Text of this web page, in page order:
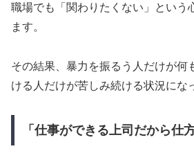
職場でも「関わりたくない」という
ます。
その結果、暴力を振るう人だけが何
ける人だけが苦しみ続ける状況にな
「仕事ができる上司だから仕